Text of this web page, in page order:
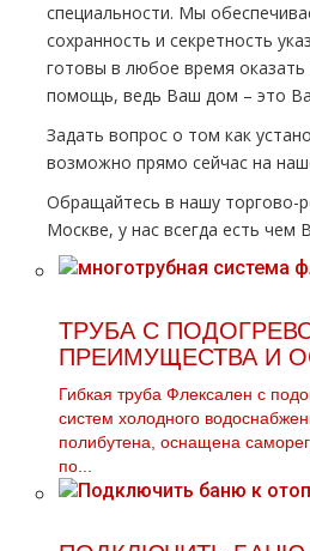
специальности. Мы
сохранность и секретность
готовы в любое время
помощь, ведь Ваш дoм – это
Задать вопрос о том как
возможно прямо сейчас на
Обращайтесь в нашу торгово-
Москве, у нас всегда есть чем
ТРУБА С
ПРЕИМУЩЕСТВА И
Гибкая труба Флексален с
систем холодного
полибутена, оснащена
по...